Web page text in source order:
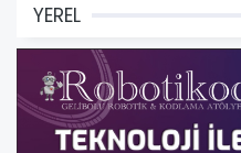
YEREL